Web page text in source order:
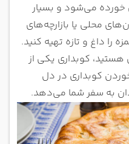
می‌شود و بسیار
محلی یا بازارچه‌های
را داغ و تازه تهیه کنید.
هستید، کوبداری یکی از
کوبداری در دل
به سفر شما می‌دهد.